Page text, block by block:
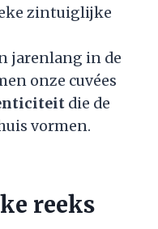
zintuiglijke
jarenlang in de
onze cuvées
die de
vormen.
reeks